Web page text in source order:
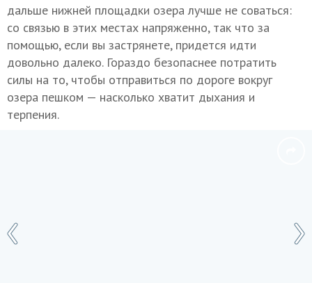
дальше нижней площадки озера лучше не соваться:
со связью в этих местах напряженно, так что за
помощью, если вы застрянете, придется идти
довольно далеко. Гораздо безопаснее потратить
силы на то, чтобы отправиться по дороге вокруг
озера пешком — насколько хватит дыхания и
терпения.